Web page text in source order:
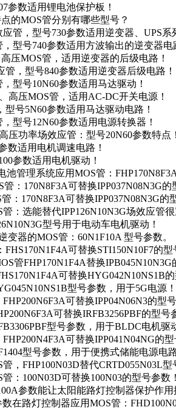
参数适用锂电池保护板！
的MOS管分别有哪些型号？
管，型号730参数适用逆变器、UPS系
型号740参数适用方波输出的逆变器电
压MOS管，适用逆变器的后级电路！
，型号840参数适用逆变器后级电路！
型号10N60参数适用马达驱动！
高压MOS管，适用AC-DC开关电源！
号5N60参数适用马达驱动电路！
型号12N60参数适用电源转换器！
压功率场效应管：型号20N60参数特点！
数适用电机调速电路！
参数适用电机驱动！
池管理系统应用MOS管：FHP170N8F3A
：170N8F3A可替换IPP037N08N3G的
：170N8F3A可替换IPP037N08N3G的
：选能替代IPP126N10N3G场效应管很
型号用于电动车电机驱动！
变器的MOS管：60N1F10A 型号参数。
可替换STI150N10F7的型
管FHP170N1F4A替换IPB045N10N3G
可替换HYG042N10NS1B的
型号参数，用于5G电源！
可替换IPP04N06N3的型号
可替换IRFB3256PBF的型号
型号参数，用于BLDC电机驱
可替换IPP041N04NG的型
型号参数，用于便携式储能电源电路
，FHP100N03D替代CRTD055N03L型
：100N03D可替换100N03的型号参数！
参数能让太阳能路灯控制器保护作用
在路灯控制器应用MOS管：